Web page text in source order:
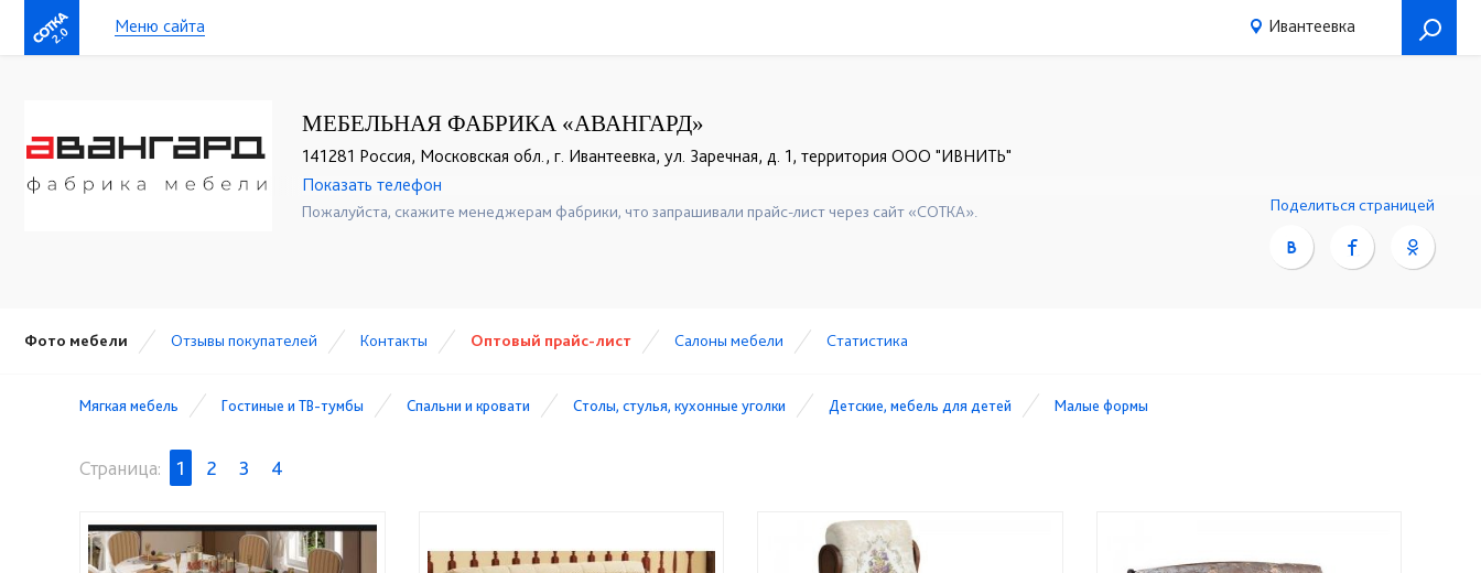
2.0 Меню сайта Ивантеевка
МЕБЕЛЬНАЯ ФАБРИКА «АВАНГАРД»
141281 Россия, Московская обл., г. Ивантеевка, ул. Заречная, д. 1, территория ООО "ИВНИТЬ"
☎+7 (495) 357-13-00
Показать телефон
Пожалуйста, скажите менеджерам фабрики, что запрашивали прайс-лист через сайт «СОТКА». Поделиться страницей
Фото мебели Отзывы покупателей Контакты Оптовый прайс-лист Cалоны мебели Статистика
Мягкая мебель Гостиные и ТВ-тумбы Спальни и кровати Столы, стулья, кухонные уголки Детские, мебель для детей Малые формы
Страница: 1 2 3 4